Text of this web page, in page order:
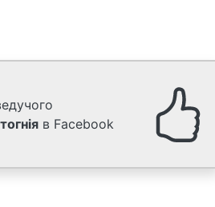
в Facebook